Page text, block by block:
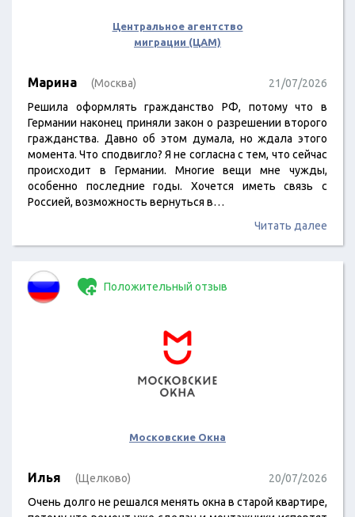
Центральное агентство
миграции (ЦАМ)
Марина (Москва)
21/07/2026
Решила оформлять гражданство РФ, потому что в
Германии наконец приняли закон о разрешении второго
гражданства. Давно об этом думала, но ждала этого
момента. Что сподвигло? Я не согласна с тем, что сейчас
происходит в Германии. Многие вещи мне чужды,
особенно последние годы. Хочется иметь связь с
Россией, возможность вернуться в…
Читать далее
Положительный отзыв
Московские Окна
Илья (Щелково)
20/07/2026
Очень долго не решался менять окна в старой квартире,